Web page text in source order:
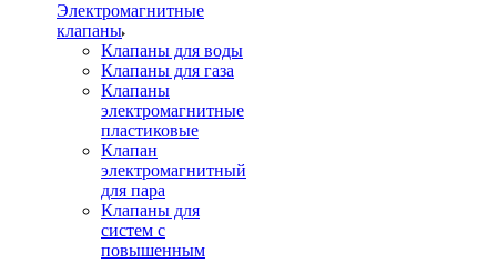
Электромагнитные
клапаны
Клапаны для воды
Клапаны для газа
Клапаны
электромагнитные
пластиковые
Клапан
электромагнитный
для пара
Клапаны для
систем с
повышенным